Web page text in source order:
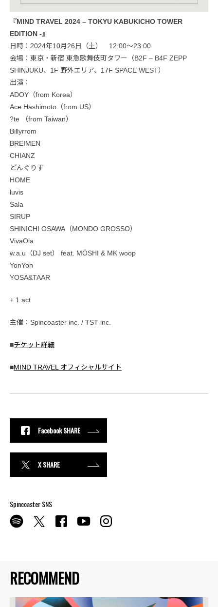
RECOMMEND
『MIND TRAVEL 2024 – TOKYU KABUKICHO TOWER
EDITION -』
日時：2024年10月26日（土） 12:00〜23:00
会場：東京・新宿 東急歌舞伎町タワー（B2F – B4F ZEPP
SHINJUKU、1F 野外エリア、17F SPACE WEST）
出演：
ADOY（from Korea）
Ace Hashimoto（from US）
?te （from Taiwan）
Billyrrom
BREIMEN
CHIANZ
どんぐりず
HOME
luvis
Sala
SIRUP
SHINICHI OSAWA（MONDO GROSSO）
VivaOla
w.a.u（DJ set） feat. MÖSHI & MK woop
YonYon
YOSA&TAAR
+ 1 act
主催：Spincoaster inc. / TST inc.
■チケット詳細
■MIND TRAVEL オフィシャルサイト
Facebook SHARE
X SHARE
Spincoaster SNS